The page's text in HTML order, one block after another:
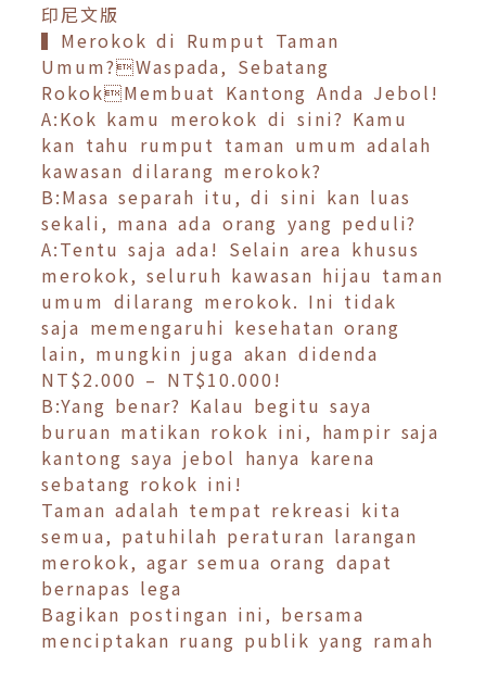
印尼文版
▍Merokok di Rumput Taman
Umum?Waspada, Sebatang
RokokMembuat Kantong Anda Jebol!
A:Kok kamu merokok di sini? Kamu
kan tahu rumput taman umum adalah
kawasan dilarang merokok?
B:Masa separah itu, di sini kan luas
sekali, mana ada orang yang peduli?
A:Tentu saja ada! Selain area khusus
merokok, seluruh kawasan hijau taman
umum dilarang merokok. Ini tidak
saja memengaruhi kesehatan orang
lain, mungkin juga akan didenda
NT$2.000 – NT$10.000!
B:Yang benar? Kalau begitu saya
buruan matikan rokok ini, hampir saja
kantong saya jebol hanya karena
sebatang rokok ini!
Taman adalah tempat rekreasi kita
semua, patuhilah peraturan larangan
merokok, agar semua orang dapat
bernapas lega
Bagikan postingan ini, bersama
menciptakan ruang publik yang ramah